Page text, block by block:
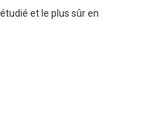
et le plus sûr en